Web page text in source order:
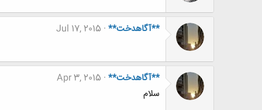
**آگاهدخت** Jul 17, 2015
**آگاهدخت** Apr 3, 2015
سلام